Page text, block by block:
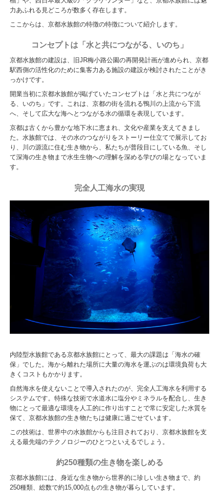
力あふれる見どころが数多く存在します。
ここからは、京都水族館の特徴の特徴について紹介します。
コンセプトは「水と共につながる、いのち」
京都水族館の建設は、旧JR梅小路公園の再開発計画が進められ、京都
駅西側の活性化のために集客力ある施設の建設が検討されたことがき
っかけです。
開業当初に京都水族館が掲げていたコンセプトは「水と共につなが
る、いのち」です。これは、京都の街を流れる鴨川の上流から下流
へ、そして広大な海へとつながる水の循環を表現しています。
京都は古くから豊かな地下水に恵まれ、文化や産業を支えてきまし
た。水族館では、その水のつながりをストーリー仕立てで展示してお
り、川の源流に住む生き物から、私たちが普段目にしている魚、そし
て深海の生き物まで水生生物への理解を深める学びの場となっていま
す。
完全人工海水の実現
内陸型水族館である京都水族館にとって、最大の課題は「海水の確
保」でした。海から離れた場所に大量の海水を運ぶのは環境負荷も大
きくコストもかかります。
自然海水を使えないことで導入されたのが、完全人工海水を利用する
システムです。特殊な技術で水道水に塩分やミネラルを配合し、生き
物にとって最適な環境を人工的に作り出すことで常に安定した水質を
保て、京都水族館の生き物たちは健康に過ごせています。
この技術は、世界中の水族館からも注目されており、京都水族館を支
える最先端のテクノロジーのひとつといえるでしょう。
約250種類の生き物を楽しめる
京都水族館には、身近な生き物から世界的に珍しい生き物まで、約
250種類、総数で約15,000点もの生き物が暮らしています。